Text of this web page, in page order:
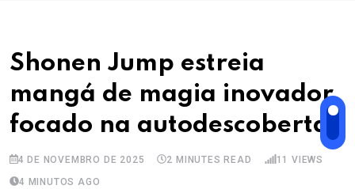
Shonen Jump estreia
mangá de magia inovador
focado na autodescoberta.
4 DE NOVEMBRO DE 2025 2 MINUTES READ 11 VIEWS
4 MINUTOS AGO